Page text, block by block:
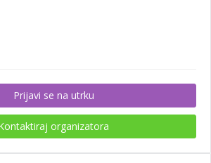
Prijavi se na utrku
organizatora